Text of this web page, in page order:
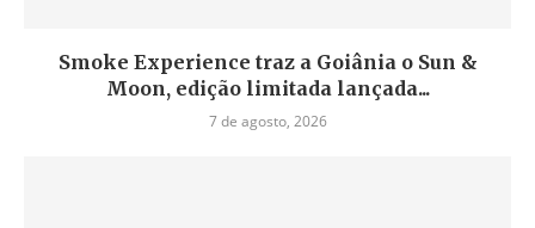
Smoke Experience traz a Goiânia o Sun &
Moon, edição limitada lançada...
7 de agosto, 2026